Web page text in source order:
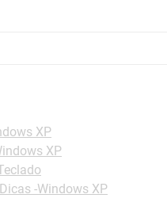
XP
XP
Dicas -Windows XP